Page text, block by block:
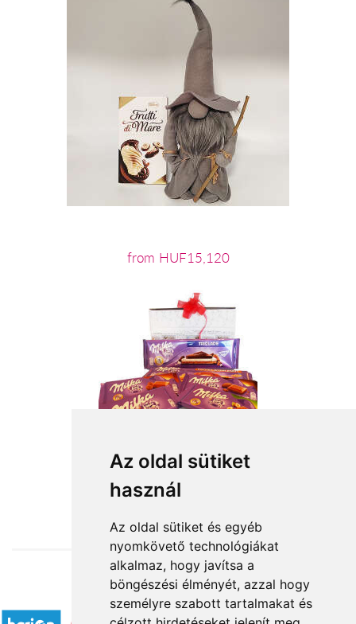
Az oldal sütiket
használ
Az oldal sütiket és egyéb
nyomkövető technológiákat
alkalmaz, hogy javítsa a
böngészési élményét, azzal hogy
személyre szabott tartalmakat és
from HUF15,120
from HUF14,000
Accepted payment methods